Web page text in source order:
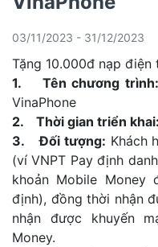
03/11/2023 - 31/12/2023
Tặng 10.000đ nạp điện
1. Tên chương trình:
VinaPhone
2. Thời gian triển khai:
3. Đối tượng: Khách
(ví VNPT Pay định
khoản Mobile
định), đồng thời nhận
nhận được khuyến
Money.